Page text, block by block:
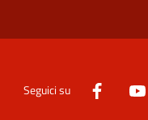
Seguici su